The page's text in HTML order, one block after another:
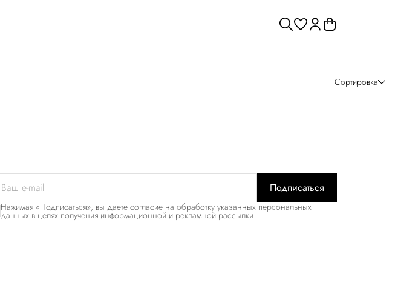
Сортировка
Подписаться
Нажимая «Подписаться», вы даете согласие на обработку указанных персональных
данных в целях получения информационной и рекламной рассылки